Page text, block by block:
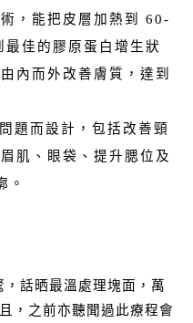
，能把皮層加熱到 60-
佳的膠原蛋白增生狀
內而外改善膚質，達到
題而設計，包括改善頸
肌、眼袋、提升腮位及
。
話晒最溫處理塊面，萬
，之前亦聽聞過此療程會